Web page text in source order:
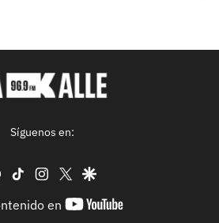
Síguenos en:
facebook
tiktok instagram
twittergoogle
en
youtube-